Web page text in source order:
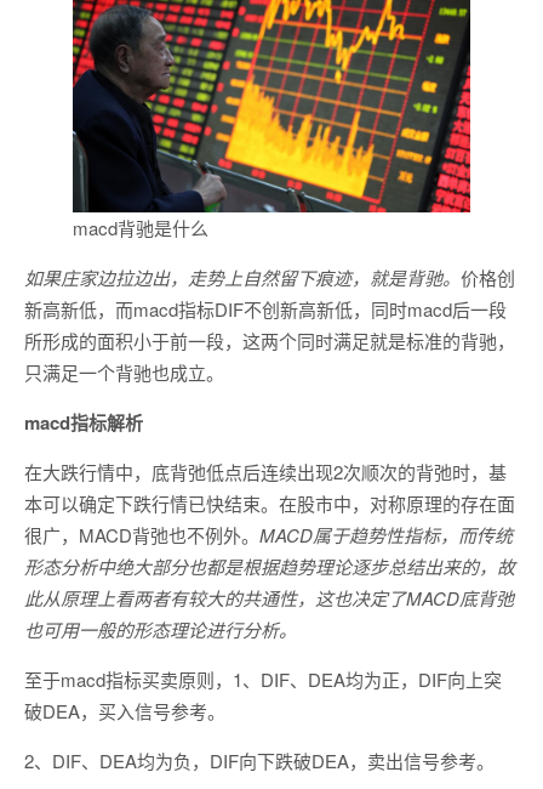
macd背驰是什么
如果庄家边拉边出，走势上自然留下痕迹，就是背驰。 价格创
新高新低，而macd指标DIF不创新高新低，同时macd后一段
所形成的面积小于前一段，这两个同时满足就是标准的背驰，
只满足一个背驰也成立。
macd指标解析
在大跌行情中，底背弛低点后连续出现2次顺次的背弛时，基
本可以确定下跌行情已快结束。在股市中，对称原理的存在面
很广，MACD背弛也不例外。 MACD属于趋势性指标，而传统
形态分析中绝大部分也都是根据趋势理论逐步总结出来的，故
此从原理上看两者有较大的共通性，这也决定了MACD底背弛
也可用一般的形态理论进行分析。
至于macd指标买卖原则，1、DIF、DEA均为正，DIF向上突
破DEA，买入信号参考。
2、DIF、DEA均为负，DIF向下跌破DEA，卖出信号参考。